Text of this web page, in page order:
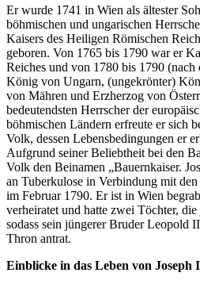
Er wurde 1741 in Wien als ältester
böhmischen und ungarischen
Kaisers des Heiligen Römischen
geboren. Von 1765 bis 1790 war er
Reiches und von 1780 bis 1790
König von Ungarn, (ungekrönter)
von Mähren und Erzherzog von
bedeutendsten Herrscher der
böhmischen Ländern erfreute er sich
Volk, dessen Lebensbedingungen er
Aufgrund seiner Beliebtheit bei den
Volk den Beinamen „Bauernkaiser.
an Tuberkulose in Verbindung mit
im Februar 1790. Er ist in Wien
verheiratet und hatte zwei Töchter,
sodass sein jüngerer Bruder Leopold
Thron antrat.
Einblicke in das Leben von Joseph